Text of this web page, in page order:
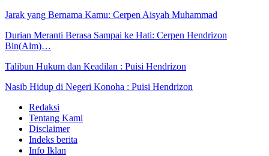
Jarak yang Bernama Kamu: Cerpen Aisyah Muhammad
Durian Meranti Berasa Sampai ke Hati: Cerpen Hendrizon
Bin(Alm)…
Talibun Hukum dan Keadilan : Puisi Hendrizon
Nasib Hidup di Negeri Konoha : Puisi Hendrizon
Redaksi
Tentang Kami
Disclaimer
Indeks berita
Info Iklan